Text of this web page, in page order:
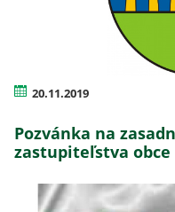
20.11.2019
Pozvánka na
zastupiteľstva obce